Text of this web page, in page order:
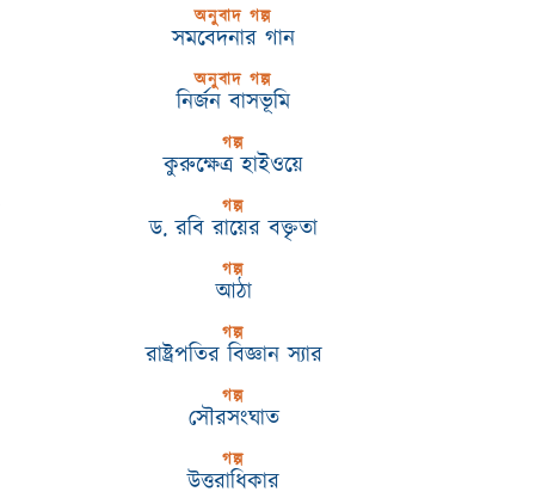
অনুবাদ গল্প
সমবেদনার গান
অনুবাদ গল্প
নির্জন বাসভূমি
গল্প
কুরুক্ষেত্র হাইওয়ে
গল্প
ড. রবি রায়ের বক্তৃতা
গল্প
আঠা
গল্প
রাষ্ট্রপতির বিজ্ঞান স্যার
গল্প
সৌরসংঘাত
গল্প
উত্তরাধিকার